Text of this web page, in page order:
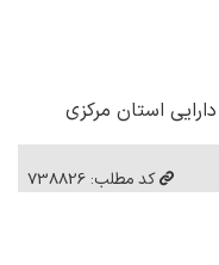
استان مرکزی
کد مطلب: 738826